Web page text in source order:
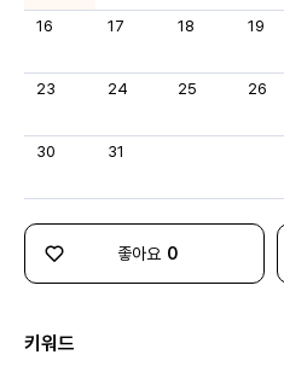
16 17 18 19
23 24 25 26
30 31
좋아요 0
키워드